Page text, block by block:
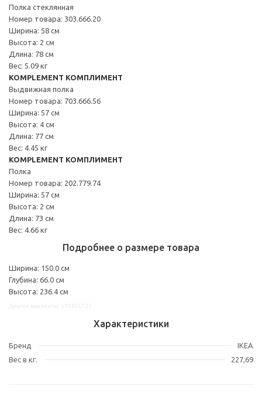
Полка стеклянная
Номер товара: 303.666.20
Ширина: 58 см
Высота: 2 см
Длина: 78 см
Вес: 5.09 кг
KOMPLEMENT КОМПЛИМЕНТ
Выдвижная полка
Номер товара: 703.666.56
Ширина: 57 см
Высота: 4 см
Длина: 77 см
Вес: 4.45 кг
KOMPLEMENT КОМПЛИМЕНТ
Полка
Номер товара: 202.779.74
Ширина: 57 см
Высота: 2 см
Длина: 73 см
Вес: 4.66 кг
Подробнее о размере товара
Ширина: 150.0 см
Глубина: 66.0 см
Высота: 236.4 см
Характеристики
Бренд
IKEA
Вес в кг.
227,69